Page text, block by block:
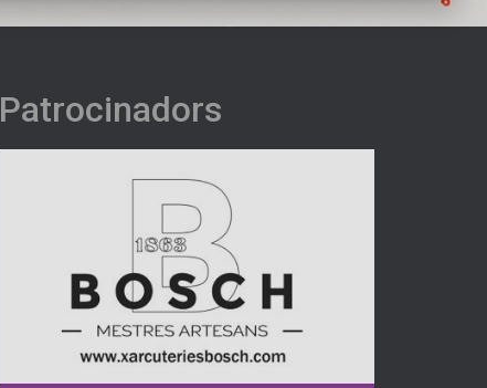
Patrocinadors